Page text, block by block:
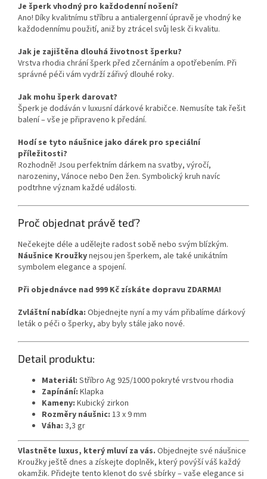
Je šperk vhodný pro každodenní nošení?
Ano! Díky kvalitnímu stříbru a antialergenní úpravě je vhodný ke
každodennímu použití, aniž by ztrácel svůj lesk či kvalitu.
Jak je zajištěna dlouhá životnost šperku?
Vrstva rhodia chrání šperk před zčernáním a opotřebením. Při
správné péči vám vydrží zářivý dlouhé roky.
Jak mohu šperk darovat?
Šperk je dodáván v luxusní dárkové krabičce. Nemusíte tak řešit
balení – vše je připraveno k předání.
Hodí se tyto náušnice jako dárek pro speciální
příležitosti?
Rozhodně! Jsou perfektním dárkem na svatby, výročí,
narozeniny, Vánoce nebo Den žen. Symbolický kruh navíc
podtrhne význam každé události.
Proč objednat právě teď?
Nečekejte déle a udělejte radost sobě nebo svým blízkým.
Náušnice Kroužkynejsou jen šperkem, ale také unikátním
symbolem elegance a spojení.
Při objednávce nad 999 Kč získáte dopravu ZDARMA!
Zvláštní nabídka: Objednejte nyní a my vám přibalíme dárkový
leták o péči o šperky, aby byly stále jako nové.
Detail produktu:
Materiál: Stříbro Ag 925/1000 pokryté vrstvou rhodia
Zapínání: Klapka
Kameny: Kubický zirkon
Rozměry náušnic: 13 x 9 mm
Váha: 3,3 gr
Vlastněte luxus, který mluví za vás. Objednejte své náušnice
Kroužky ještě dnes a získejte doplněk, který povýší váš každý
okamžik. Přidejte tento klenot do své sbírky – vaše elegance si